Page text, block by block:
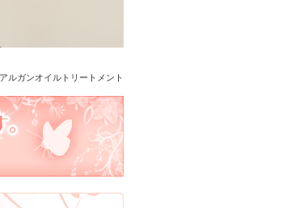
ルガンオイルトリートメント